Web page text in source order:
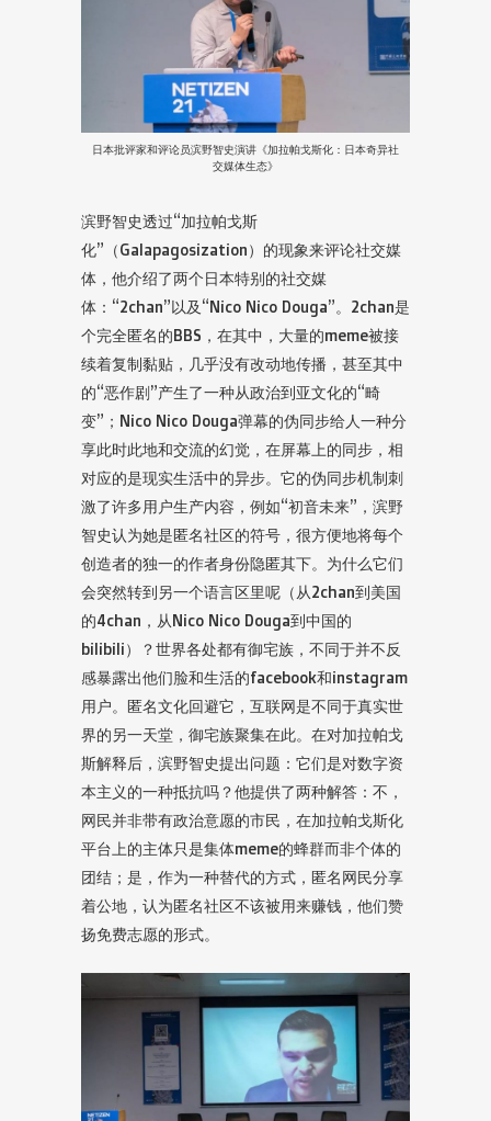
日本批评家和评论员滨野智史演讲《加拉帕戈斯化：日本奇异社
交媒体生态》
滨野智史透过“加拉帕戈斯
化”（Galapagosization）的现象来评论社交媒
体，他介绍了两个日本特别的社交媒
体：“2chan”以及“Nico Nico Douga”。2chan是
个完全匿名的BBS，在其中，大量的meme被接
续着复制黏贴，几乎没有改动地传播，甚至其中
的“恶作剧”产生了一种从政治到亚文化的“畸
变”；Nico Nico Douga弹幕的伪同步给人一种分
享此时此地和交流的幻觉，在屏幕上的同步，相
对应的是现实生活中的异步。它的伪同步机制刺
激了许多用户生产内容，例如“初音未来”，滨野
智史认为她是匿名社区的符号，很方便地将每个
创造者的独一的作者身份隐匿其下。为什么它们
会突然转到另一个语言区里呢（从2chan到美国
的4chan，从Nico Nico Douga到中国的
bilibili）？世界各处都有御宅族，不同于并不反
感暴露出他们脸和生活的facebook和instagram
用户。匿名文化回避它，互联网是不同于真实世
界的另一天堂，御宅族聚集在此。在对加拉帕戈
斯解释后，滨野智史提出问题：它们是对数字资
本主义的一种抵抗吗？他提供了两种解答：不，
网民并非带有政治意愿的市民，在加拉帕戈斯化
平台上的主体只是集体meme的蜂群而非个体的
团结；是，作为一种替代的方式，匿名网民分享
着公地，认为匿名社区不该被用来赚钱，他们赞
扬免费志愿的形式。